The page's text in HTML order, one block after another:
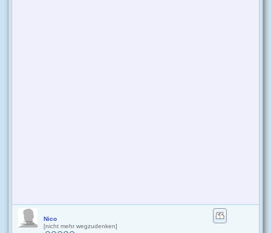
Nico
[nicht mehr wegzudenken]